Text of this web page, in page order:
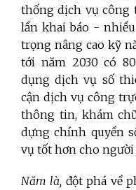
thống dịch vụ
lần khai báo -
trọng nâng cao kỹ
tới năm 2030 có
dụng dịch vụ số
cận dịch vụ công
thông tin, khám
dựng chính quyền
vụ tốt hơn cho người
Năm là, đột phá về